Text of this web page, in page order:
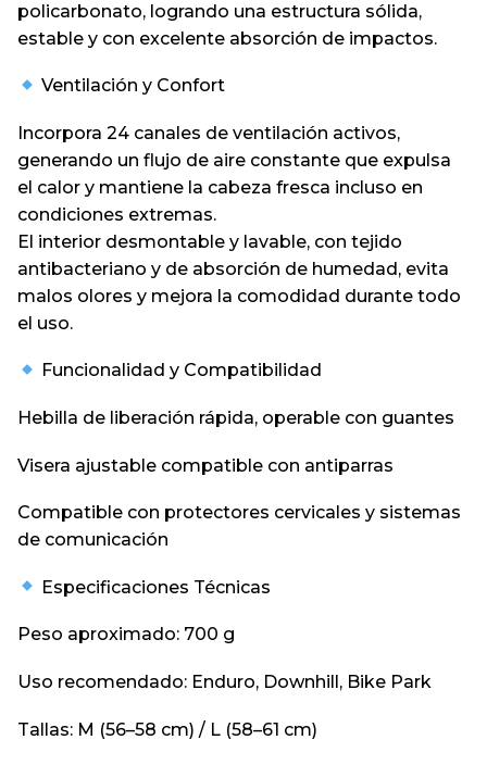
policarbonato, logrando una estructura sólida,
estable y con excelente absorción de impactos.
Ventilación y Confort
Incorpora 24 canales de ventilación activos,
generando un flujo de aire constante que expulsa
el calor y mantiene la cabeza fresca incluso en
condiciones extremas.
El interior desmontable y lavable, con tejido
antibacteriano y de absorción de humedad, evita
malos olores y mejora la comodidad durante todo
el uso.
Funcionalidad y Compatibilidad
Hebilla de liberación rápida, operable con guantes
Visera ajustable compatible con antiparras
Compatible con protectores cervicales y sistemas
de comunicación
Especificaciones Técnicas
Peso aproximado: 700 g
Uso recomendado: Enduro, Downhill, Bike Park
Tallas: M (56–58 cm) / L (58–61 cm)